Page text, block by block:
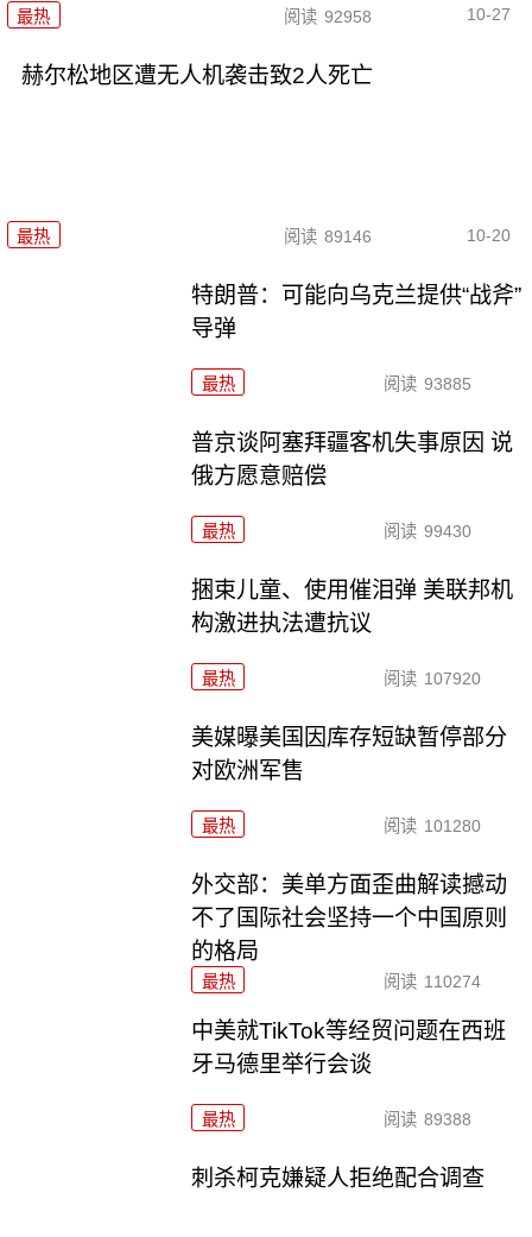
最热 阅读 92958 10-27
赫尔松地区遭无人机袭击致2人死亡
最热 阅读 89146 10-20
特朗普：可能向乌克兰提供“战斧”
导弹
最热 阅读 93885
普京谈阿塞拜疆客机失事原因 说
俄方愿意赔偿
最热 阅读 99430
捆束儿童、使用催泪弹 美联邦机
构激进执法遭抗议
最热 阅读 107920
美媒曝美国因库存短缺暂停部分
对欧洲军售
最热 阅读 101280
外交部：美单方面歪曲解读撼动
不了国际社会坚持一个中国原则
的格局
最热 阅读 110274
中美就TikTok等经贸问题在西班
牙马德里举行会谈
最热 阅读 89388
刺杀柯克嫌疑人拒绝配合调查